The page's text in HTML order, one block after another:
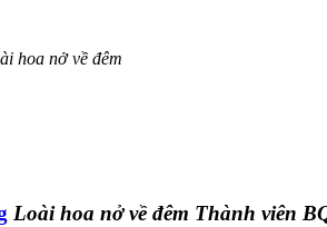
hoa nở về đêm
Loài hoa nở về đêm Thành viên